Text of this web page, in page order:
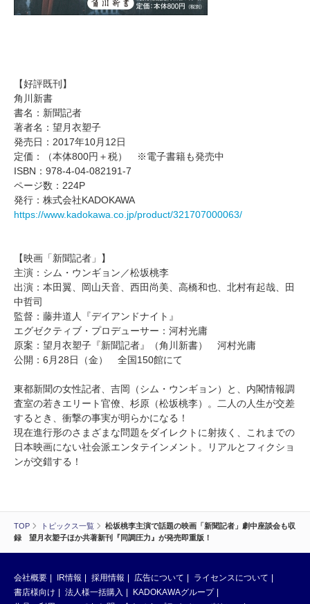
TOP トピックス一覧
松坂桃李主演で話題の映画「新聞記者」劇中座談会も収
録 望月衣塑子ほか共著新刊『同調圧力』が発売即重版！
【好評既刊】
角川新書
書名：新聞記者
著者名：望月衣塑子
発売日：2017年10月12日
定価：（本体800円＋税） ※電子書籍も発売中
ISBN：978-4-04-082191-7
ページ数：224P
発行：株式会社KADOKAWA
https://www.kadokawa.co.jp/product/321707000063/
【映画「新聞記者」】
主演：シム・ウンギョン／松坂桃李
出演：本田翼、岡山天音、西田尚美、高橋和也、北村有起哉、田
中哲司
監督：藤井道人『デイアンドナイト』
エグゼクティブ・プロデューサー：河村光庸
原案：望月衣塑子『新聞記者』（角川新書） 河村光庸
公開：6月28日（金） 全国150館にて
東都新聞の女性記者、吉岡（シム・ウンギョン）と、内閣情報調
査室の若きエリート官僚、杉原（松坂桃李）。二人の人生が交差
するとき、衝撃の事実が明らかになる！
現在進行形のさまざまな問題をダイレクトに射抜く、これまでの
日本映画にない社会派エンタテインメント。リアルとフィクショ
ンが交錯する！
会社概要 IR情報 採用情報 広告について
ライセンスについて
書店様向け
法人様一括購入
KADOKAWAグループ